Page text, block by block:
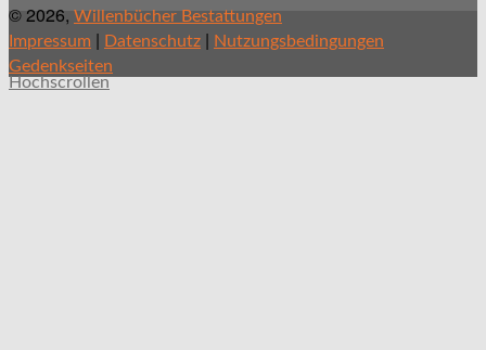
© 2026, Willenbücher Bestattungen
Impressum | Datenschutz | Nutzungsbedingungen
Gedenkseiten
Hochscrollen